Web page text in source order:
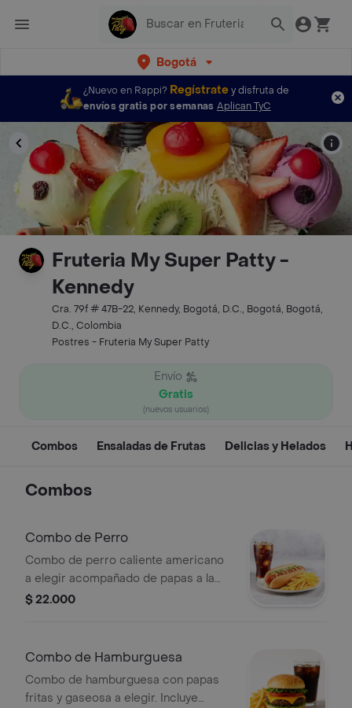
Bogotá
¿Nuevo en Rappi? Regístratey disfruta de
envíos gratis por semanas Aplican TyC
Fruteria My Super Patty -
Kennedy
Cra. 79f # 47B-22, Kennedy, Bogotá, D.C., Bogotá, Bogotá,
D.C., Colombia
Postres - Fruteria My Super Patty
Envío
Gratis
(nuevos usuarios)
Combos Ensaladas de Frutas Delicias y Helados
Combos
Combo de Perro
Combo de perro caliente americano
a elegir acompañado de papas a la
francesa y gaseosa 250 ml.
$ 22.000
Combo de Hamburguesa
Combo de hamburguesa con papas
fritas y gaseosa a elegir. Incluye